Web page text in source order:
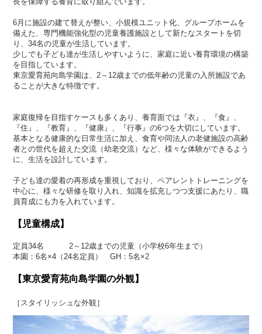
6月に施設の建て替えが整い、小規模ユニット化、グループホームを
備えた、専門機能強化型の児童養護施設として新たなスタートを切
り、34名の児童が生活しています。
少しでも子ども達が生活しやすいように、家庭に近い養育環境の構築
を目指しています。
東京愛育苑向島学園は、2～12歳までの低年齢の児童の入所施設であ
ることが大きな特徴です。
家庭復帰を目指すケースも多くあり、養育面では『衣』、『食』、
『住』、『教育』、『健康』、『行事』の6つを大切にしています。
基本となる健康的な日常生活に加え、食育や同法人の老健施設の高齢
者との世代を超えた交流（幼老交流）など、様々な体験ができるよう
に、生活を設計しています。
子ども達の愛着の再形成を重視しており、ペアレントトレーニングを
中心に、様々な研修を取り入れ、知識を拡充しつつ支援にあたり、職
員育成にも力を入れています。
【児童構成】
定員34名 2～12歳までの児童（小学校6年生まで）
本園：6名×4（24名定員） GH：5名×2
【東京愛育苑向島学園の外観】
［スタイリッシュな外観］